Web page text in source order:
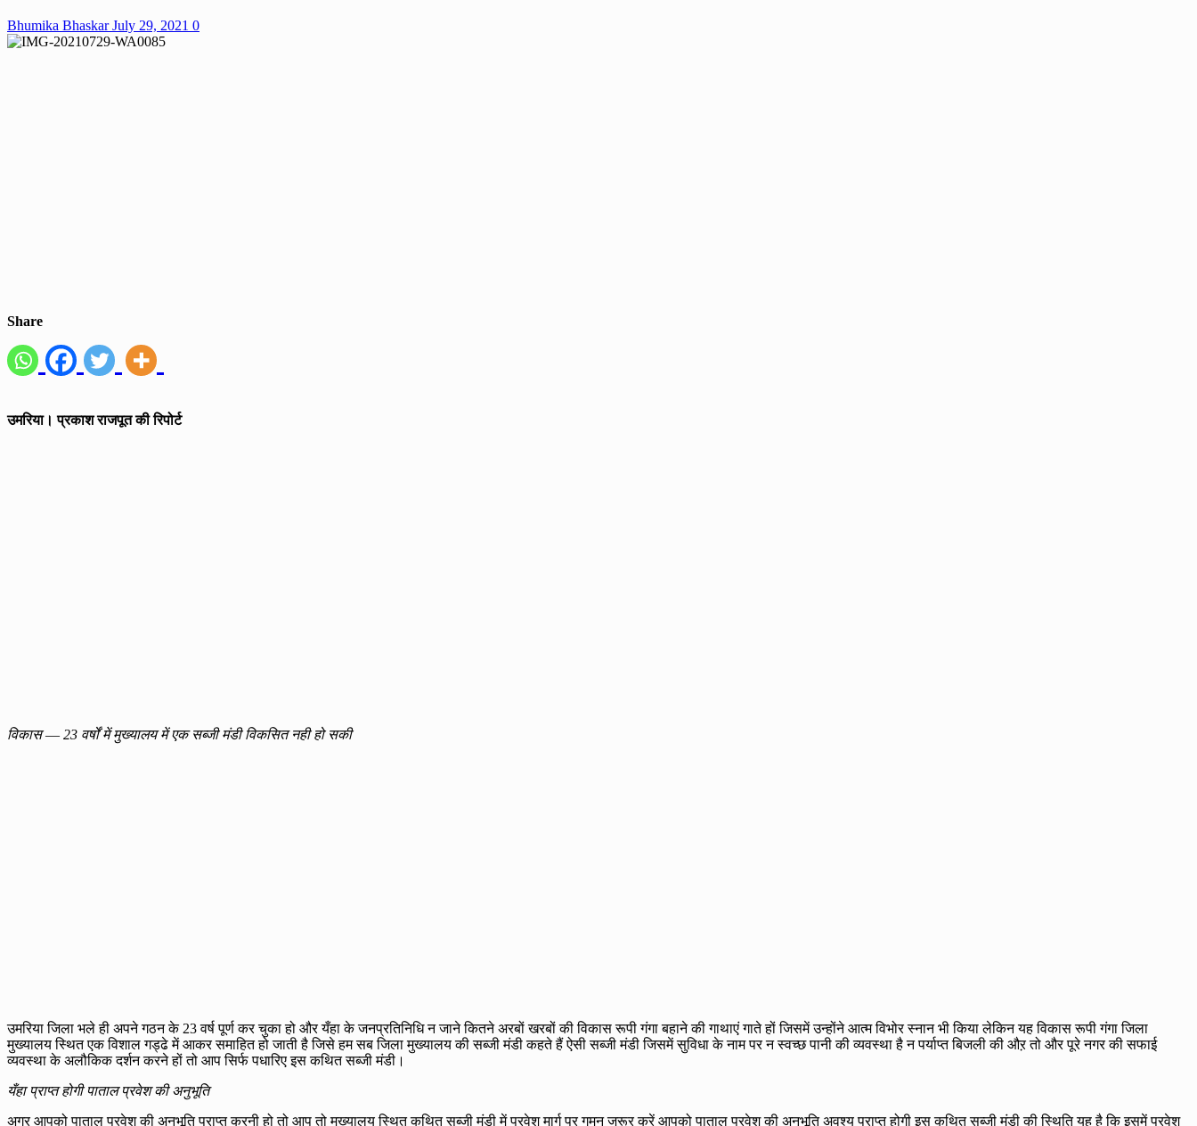
Bhumika BhaskarJuly 29, 2021 0
Share
उमरिया। प्रकाश राजपूत की रिपोर्ट
विकास— 23 वर्षों में मुख्यालय में एक सब्जी मंडी विकसित नही हो सकी
उमरिया जिला भले ही अपने गठन के 23 वर्ष पूर्ण कर चुका हो और यँहा के जनप्रतिनिधि न जाने कितने अरबों खरबों की विकास रूपी गंगा बहाने की गाथाएं गाते हों जिसमें उन्होंने आत्म विभोर स्नान भी किया लेकिन यह विकास रूपी गंगा जिला
मुख्यालय स्थित एक विशाल गड्ढे में आकर समाहित हो जाती है जिसे हम सब जिला मुख्यालय की सब्जी मंडी कहते हैं ऐसी सब्जी मंडी जिसमें सुविधा के नाम पर न स्वच्छ पानी की व्यवस्था है न पर्याप्त बिजली की औऱ तो और पूरे नगर की सफाई
व्यवस्था के अलौकिक दर्शन करने हों तो आप सिर्फ पधारिए इस कथित सब्जी मंडी।
यँहा प्राप्त होगी पाताल प्रवेश की अनुभूति
अगर आपको पाताल प्रवेश की अनुभूति प्राप्त करनी हो तो आप तो मुख्यालय स्थित कथित सब्जी मंडी में प्रवेश मार्ग पर गमन जरूर करें आपको पाताल प्रवेश की अनुभूति अवश्य प्राप्त होगी इस कथित सब्जी मंडी की स्थिति यह है कि इसमें प्रवेश